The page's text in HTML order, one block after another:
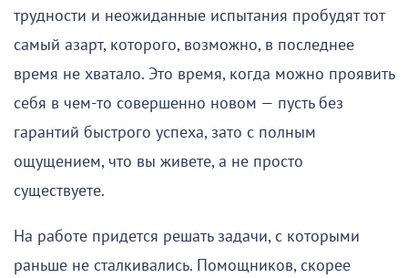
трудности и неожиданные испытания пробудят тот
самый азарт, которого, возможно, в последнее
время не хватало. Это время, когда можно проявить
себя в чем-то совершенно новом — пусть без
гарантий быстрого успеха, зато с полным
ощущением, что вы живете, а не просто
существуете.
На работе придется решать задачи, с которыми
раньше не сталкивались. Помощников, скорее